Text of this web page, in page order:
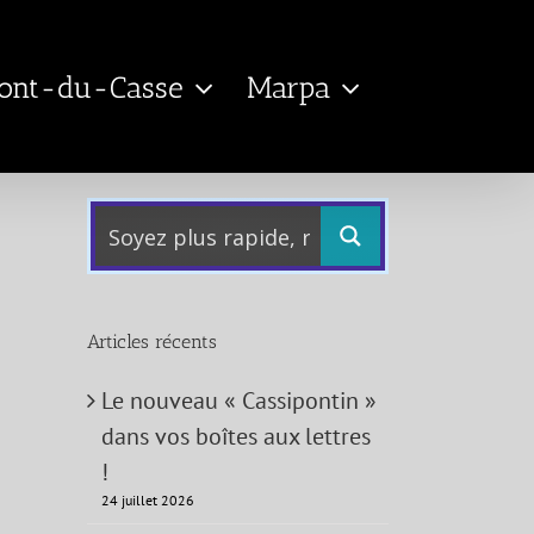
du-Casse Marpa
Articles récents
Le nouveau « Cassipontin »
dans vos boîtes aux lettres
!
24 juillet 2026